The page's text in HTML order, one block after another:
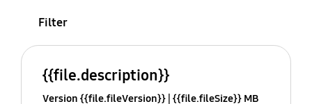
Filter
{{file.description}}
Version {{file.fileVersion}} {{file.fileSize}} MB